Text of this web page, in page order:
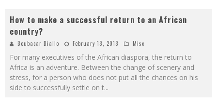
How to make a successful return to an African
country?
Boubacar Diallo February 18, 2018 Misc
For many executives of the African diaspora, the return to
Africa is an adventure. Between the change of scenery and
stress, for a person who does not put all the chances on his
side to successfully settle on t...